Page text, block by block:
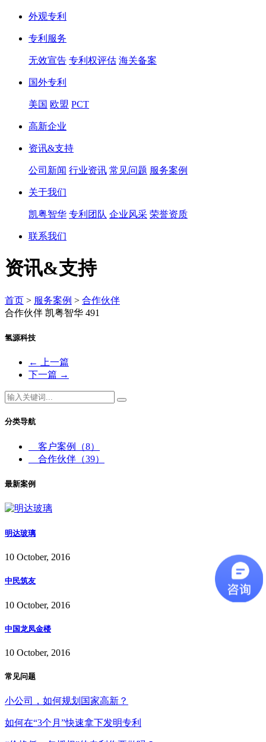
外观专利
专利服务
无效宣告 专利权评估 海关备案
国外专利
美国 欧盟 PCT
高新企业
资讯&支持
公司新闻 行业资讯 常见问题 服务案例
关于我们
凯粤智华 专利团队 企业风采 荣誉资质
联系我们
资讯&支持
首页 > 服务案例 > 合作伙伴
合作伙伴 凯粤智华 491
氢源科技
←
上一篇
下一篇 →
分类导航
客户案例
（8）
合作伙伴 （39）
最新案例
明达玻璃
10 October, 2016
中民筑友
10 October, 2016
中国龙凤金楼
10 October, 2016
常见问题
小公司，如何规划国家高新？
如何在“3个月”快速拿下发明专利